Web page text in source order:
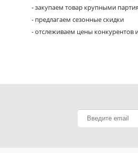
- закупаем товар крупными
- предлагаем сезонные скидки
- отслеживаем цены конкурентов